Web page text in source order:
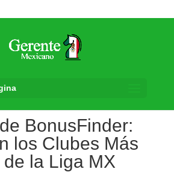
BonusFinder:
los Clubes Más
la Liga MX